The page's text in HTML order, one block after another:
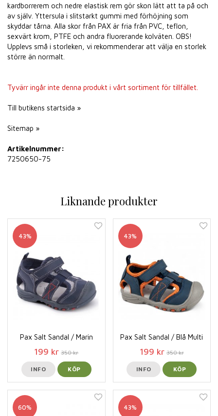
kardborrerem och nedre elastisk rem gör skon lätt att ta på och
av själv. Yttersula i slitstarkt gummi med förhöjning som
skyddar tårna. Alla skor från PAX är fria från PVC, teflon,
sexvärt krom, PTFE och andra fluorerande kolväten. OBS!
Upplevs små i storleken, vi rekommenderar att välja en storlek
större än normalt.
Tyvärr ingår inte denna produkt i vårt sortiment för tillfället.
Till butikens startsida »
Sitemap »
Artikelnummer:
7250650-75
Liknande produkter
43%
Pax Salt Sandal / Marin
199 kr 350 kr
INFO KÖP
43%
Pax Salt Sandal / Blå Multi
199 kr 350 kr
INFO KÖP
60% 43%